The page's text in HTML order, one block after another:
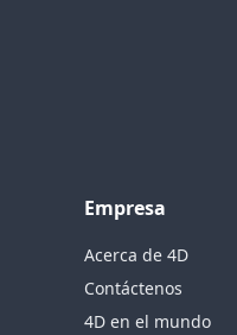
Empresa
Acerca de 4D
Contáctenos
4D en el mundo